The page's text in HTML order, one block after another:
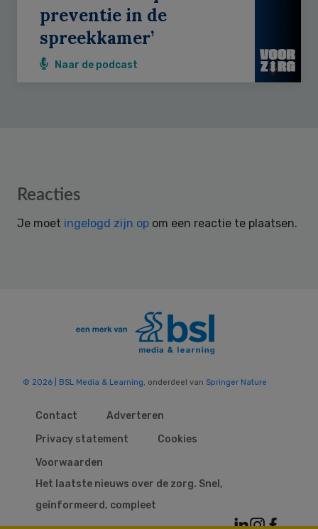
preventie in de
spreekkamer’
Naar de podcast
Reader
Reacties
Je moet ingelogd zijn op om een reactie te plaatsen.
© 2026 | BSL Media & Learning, onderdeel van Springer Nature
Contact
Adverteren
Privacy statement
Cookies
Voorwaarden
Het laatste nieuws over de zorg. Snel,
geïnformeerd, compleet